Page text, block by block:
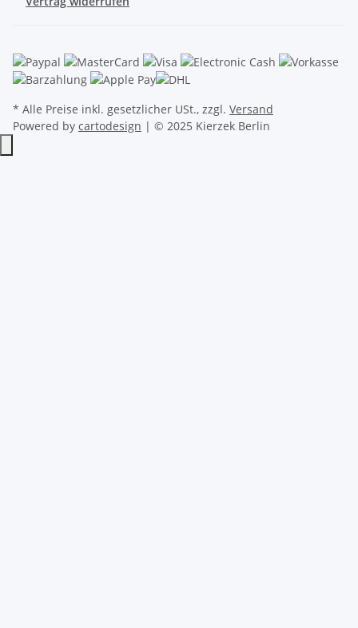
* Alle Preise inkl. gesetzlicher USt., zzgl. Versand
Powered by cartodesign | © 2025 Kierzek Berlin